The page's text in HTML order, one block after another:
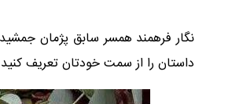
نگار فرهمند همسر سابق پژمان
داستان را از سمت خودتان تعریف